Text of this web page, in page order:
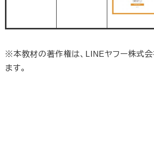
※本教材の著作権は、LINEヤフー株式
ます。